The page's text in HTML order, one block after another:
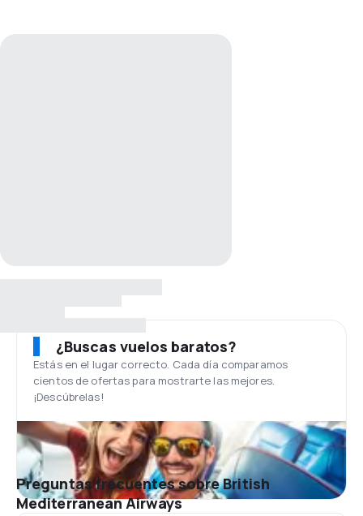
¿Buscas vuelos baratos?
Estás en el lugar correcto. Cada día comparamos
cientos de ofertas para mostrarte las mejores.
¡Descúbrelas!
Preguntas frecuentes sobre British
Mediterranean Airways